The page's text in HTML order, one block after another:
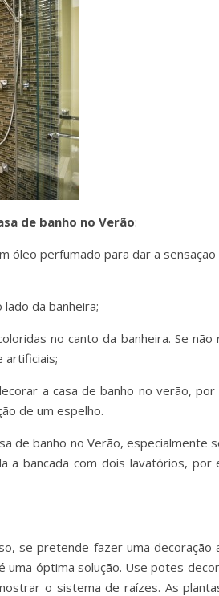
de banho no Verão:
perfumado para dar a sensação
da banheira;
no canto da banheira. Se não
artificiais;
a casa de banho no verão, por
de um espelho.
banho no Verão, especialmente
bancada com dois lavatórios, por
se pretende fazer uma decoração
uma óptima solução. Use potes
o sistema de raízes. As